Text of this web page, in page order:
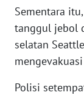
Sementara
tanggul jebol
selatan
Polisi
REDAKSI
KARIR
DISCLAIMER